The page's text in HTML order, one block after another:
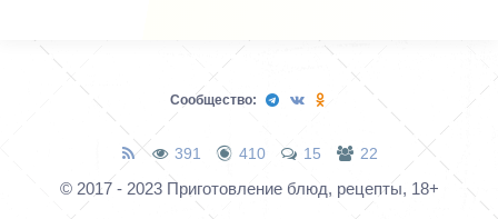
Сообщество:
391 410 15 22
© 2017 - 2023 Приготовление блюд, рецепты, 18+